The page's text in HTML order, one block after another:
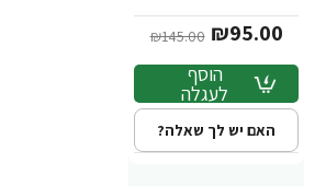
₪95.00
₪145.00
הוסף
לעגלה
האם יש לך שאלה?